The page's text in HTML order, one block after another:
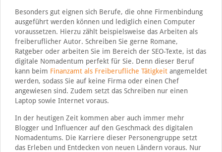
Besonders gut eignen sich Berufe, die ohne Firmenbindung
ausgeführt werden können und lediglich einen Computer
voraussetzen. Hierzu zählt beispielsweise das Arbeiten als
freiberuflicher Autor. Schreiben Sie gerne Romane,
Ratgeber oder arbeiten Sie im Bereich der SEO-Texte, ist das
digitale Nomadentum perfekt für Sie. Denn dieser Beruf
kann beim Finanzamt als Freiberufliche Tätigkeit angemeldet
werden, sodass Sie auf keine Firma oder einen Chef
angewiesen sind. Zudem setzt das Schreiben nur einen
Laptop sowie Internet voraus.
In der heutigen Zeit kommen aber auch immer mehr
Blogger und Influencer auf den Geschmack des digitalen
Nomadentums. Die Karriere dieser Personengruppe setzt
das Erleben und Entdecken von neuen Ländern voraus. Nur